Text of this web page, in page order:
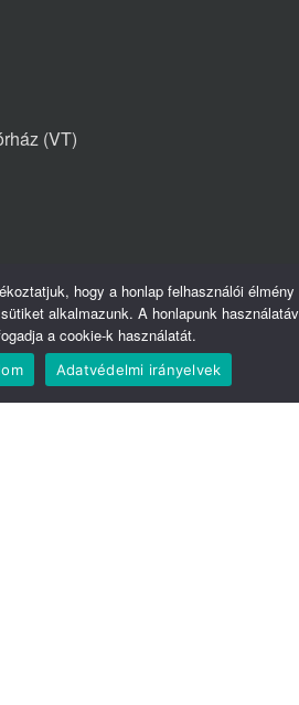
(VT)
(NYSZ)
hogy a honlap felhasználói élmény
alkalmazunk. A honlapunk
a cookie-k használatát.
Adatvédelmi irányelvek